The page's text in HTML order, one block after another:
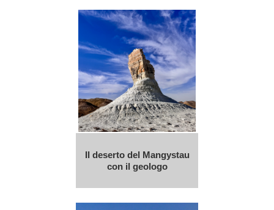
Il deserto del Mangystau
con il geologo